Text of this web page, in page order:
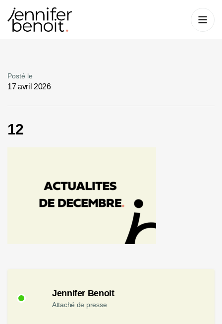
Posté le
17 avril 2026
12
Jennifer Benoit
Attaché de presse